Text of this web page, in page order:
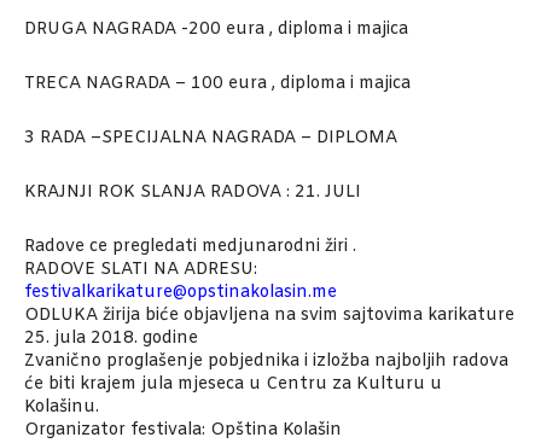
DRUGA NAGRADA -200 eura , diploma i majica
TRECA NAGRADA – 100 eura , diploma i majica
3 RADA –SPECIJALNA NAGRADA – DIPLOMA
KRAJNJI ROK SLANJA RADOVA : 21. JULI
Radove ce pregledati medjunarodni žiri .
RADOVE SLATI NA ADRESU:
festivalkarikature@opstinakolasin.me
ODLUKA žirija biće objavljena na svim sajtovima karikature
25. jula 2018. godine
Zvanično proglašenje pobjednika i izložba najboljih radova
će biti krajem jula mjeseca u Centru za Kulturu u
Kolašinu.
Organizator festivala: Opština Kolašin